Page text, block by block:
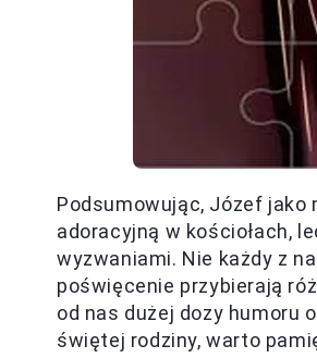
Podsumowując, Józef jako
adoracyjną w kościołach,
wyzwaniami. Nie każdy z
poświęcenie przybierają
od nas dużej dozy humoru
świętej rodziny, warto